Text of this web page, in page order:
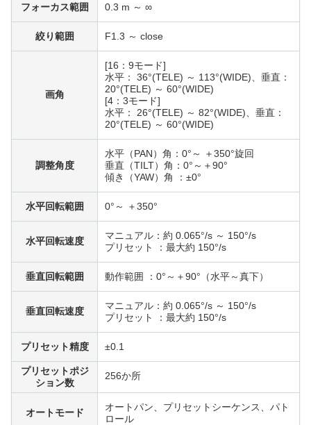
フォーカス範囲 0.3 m ～ ∞
絞り範囲 F1.3 ～ close
画角
[16：9モード]
水平： 36°(TELE) ～ 113°(WIDE)、垂直：
20°(TELE) ～ 60°(WIDE)
[4：3モード]
水平： 26°(TELE) ～ 82°(WIDE)、垂直：
20°(TELE) ～ 60°(WIDE)
調整角度
水平（PAN）角：0°～ ＋350°旋回
垂直（TILT）角：0°～＋90°
傾き（YAW）角 ：±0°
水平回転範囲 0°～ ＋350°
水平回転速度
マニュアル：約 0.065°/s ～ 150°/s
プリセット ：最大約 150°/s
垂直回転範囲 動作範囲 ：0°～＋90°（水平～真下）
垂直回転速度
マニュアル：約 0.065°/s ～ 150°/s
プリセット ：最大約 150°/s
プリセット精度 ±0.1
プリセットポジ
ション数
256か所
オートモード
オートパン、プリセットシーケンス、パト
ロール